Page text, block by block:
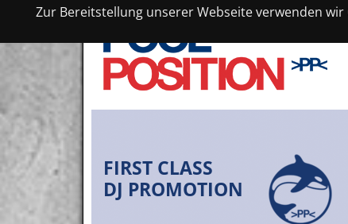
Zur Bereitstellung unserer Webseite verwenden
FIRST CLASS
DJ PROMOTION